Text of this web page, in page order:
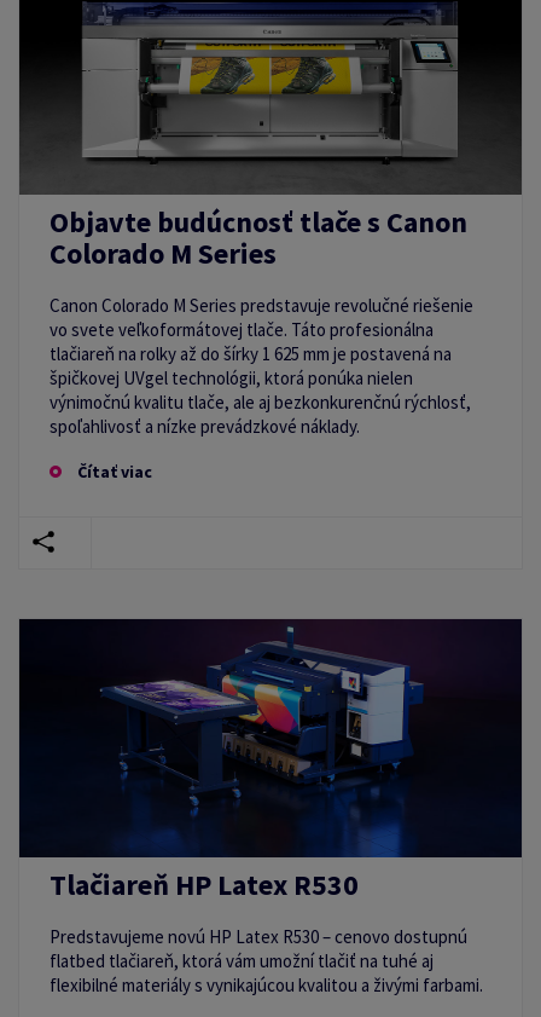
Objavte budúcnosť tlače s Canon
Colorado M Series
Canon Colorado M Series predstavuje revolučné riešenie
vo svete veľkoformátovej tlače. Táto profesionálna
tlačiareň na rolky až do šírky 1 625 mm je postavená na
špičkovej UVgel technológii, ktorá ponúka nielen
výnimočnú kvalitu tlače, ale aj bezkonkurenčnú rýchlosť,
spoľahlivosť a nízke prevádzkové náklady.
Čítať viac
Tlačiareň HP Latex R530
Predstavujeme novú HP Latex R530 – cenovo dostupnú
flatbed tlačiareň, ktorá vám umožní tlačiť na tuhé aj
flexibilné materiály s vynikajúcou kvalitou a živými farbami.